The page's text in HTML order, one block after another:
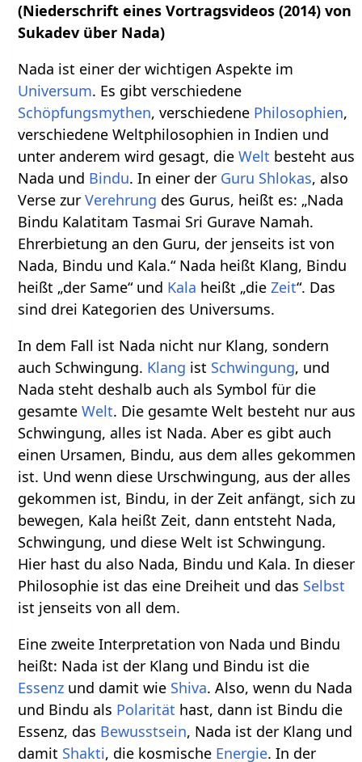
(Niederschrift eines Vortragsvideos (2014) von
Sukadev über Nada)
Nada ist einer der wichtigen Aspekte im
Universum. Es gibt verschiedene
Schöpfungsmythen, verschiedene Philosophien,
verschiedene Weltphilosophien in Indien und
unter anderem wird gesagt, dieWelt besteht aus
Nada und Bindu. In einer der Guru Shlokas, also
Verse zurVerehrung des Gurus, heißt es: „Nada
Bindu Kalatitam Tasmai Sri Gurave Namah.
Ehrerbietung an den Guru, der jenseits ist von
Nada, Bindu und Kala.“ Nada heißt Klang, Bindu
heißt „der Same“ und Kala heißt „dieZeit“. Das
sind drei Kategorien des Universums.
In dem Fall ist Nada nicht nur Klang, sondern
auch Schwingung. Klang ist Schwingung, und
Nada steht deshalb auch als Symbol für die
gesamteWelt. Die gesamte Welt besteht nur aus
Schwingung, alles ist Nada. Aber es gibt auch
einen Ursamen, Bindu, aus dem alles gekommen
ist. Und wenn diese Urschwingung, aus der alles
gekommen ist, Bindu, in der Zeit anfängt, sich zu
bewegen, Kala heißt Zeit, dann entsteht Nada,
Schwingung, und diese Welt ist Schwingung.
Hier hast du also Nada, Bindu und Kala. In dieser
Philosophie ist das eine Dreiheit und das Selbst
ist jenseits von all dem.
Eine zweite Interpretation von Nada und Bindu
heißt: Nada ist der Klang und Bindu ist die
Essenz und damit wie Shiva. Also, wenn du Nada
und Bindu als Polarität hast, dann ist Bindu die
Essenz, das Bewusstsein, Nada ist der Klang und
damit Shakti, die kosmische Energie. In der